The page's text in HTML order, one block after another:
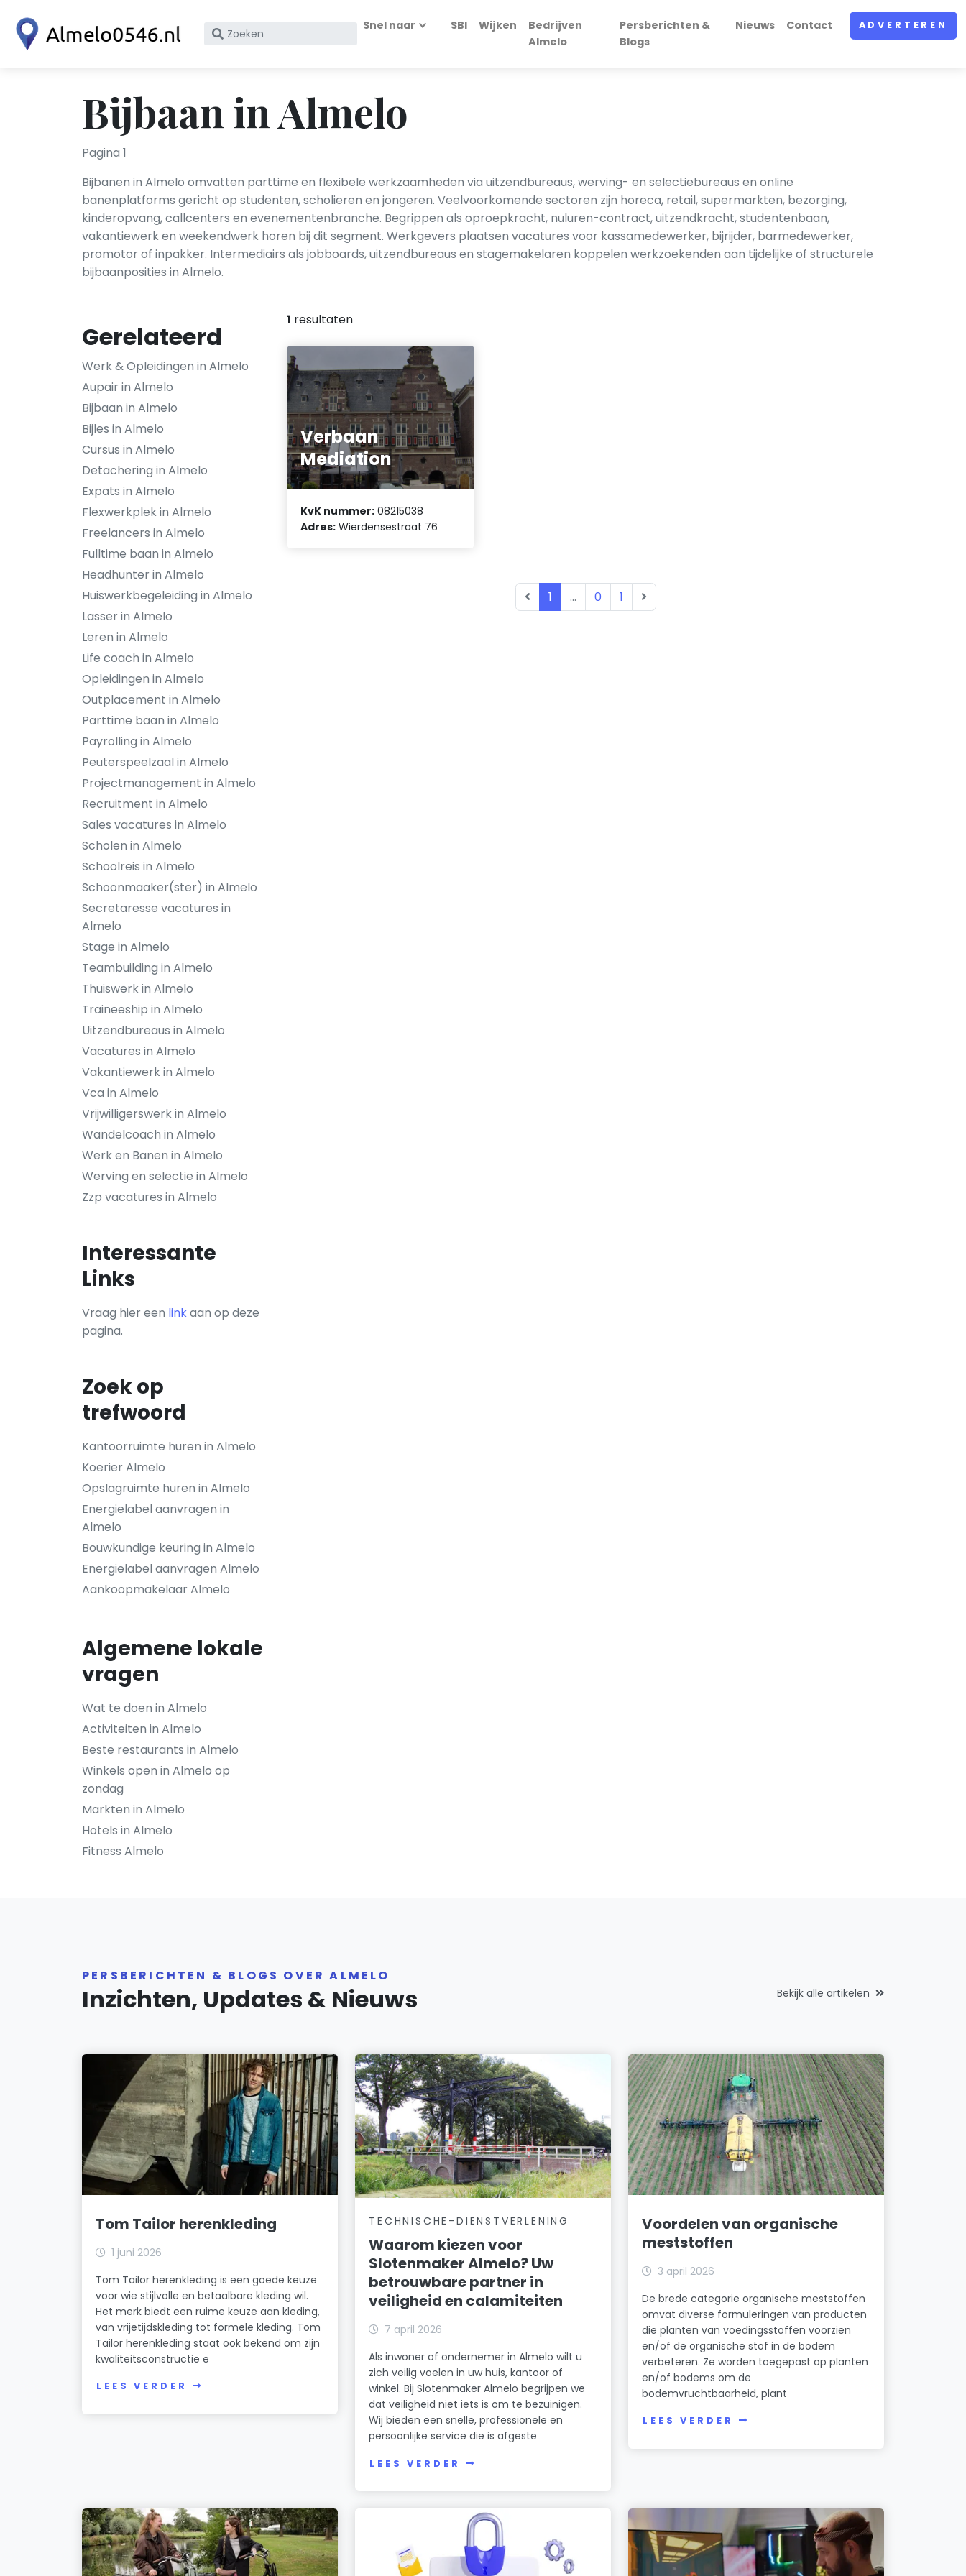
Zoek
KvK
nummer
Snel naar SBI Wijken
Bedrijven
Almelo
Persberichten &
Blogs
Nieuws Contact ADVERTEREN
Bijbaan in Almelo
Pagina 1
Bijbanen in Almelo omvatten parttime en flexibele werkzaamheden via uitzendbureaus, werving- en selectiebureaus en online
banenplatforms gericht op studenten, scholieren en jongeren. Veelvoorkomende sectoren zijn horeca, retail, supermarkten, bezorging,
kinderopvang, callcenters en evenementenbranche. Begrippen als oproepkracht, nuluren-contract, uitzendkracht, studentenbaan,
vakantiewerk en weekendwerk horen bij dit segment. Werkgevers plaatsen vacatures voor kassamedewerker, bijrijder, barmedewerker,
promotor of inpakker. Intermediairs als jobboards, uitzendbureaus en stagemakelaren koppelen werkzoekenden aan tijdelijke of structurele
bijbaanposities in Almelo.
Gerelateerd
Werk & Opleidingen in Almelo
Aupair in Almelo
Bijbaan in Almelo
Bijles in Almelo
Cursus in Almelo
Detachering in Almelo
Expats in Almelo
Flexwerkplek in Almelo
Freelancers in Almelo
Fulltime baan in Almelo
Headhunter in Almelo
Huiswerkbegeleiding in Almelo
Lasser in Almelo
Leren in Almelo
Life coach in Almelo
Opleidingen in Almelo
Outplacement in Almelo
Parttime baan in Almelo
Payrolling in Almelo
Peuterspeelzaal in Almelo
Projectmanagement in Almelo
Recruitment in Almelo
Sales vacatures in Almelo
Scholen in Almelo
Schoolreis in Almelo
Schoonmaaker(ster) in Almelo
Secretaresse vacatures in
Almelo
Stage in Almelo
Teambuilding in Almelo
Thuiswerk in Almelo
Traineeship in Almelo
Uitzendbureaus in Almelo
Vacatures in Almelo
Vakantiewerk in Almelo
Vca in Almelo
Vrijwilligerswerk in Almelo
Wandelcoach in Almelo
Werk en Banen in Almelo
Werving en selectie in Almelo
Zzp vacatures in Almelo
Interessante
Links
Vraag hier een linkaan op deze
pagina.
Zoek op
trefwoord
Kantoorruimte huren in Almelo
Koerier Almelo
Opslagruimte huren in Almelo
Energielabel aanvragen in
Almelo
Bouwkundige keuring in Almelo
Energielabel aanvragen Almelo
Aankoopmakelaar Almelo
Algemene lokale
vragen
Wat te doen in Almelo
Activiteiten in Almelo
Beste restaurants in Almelo
Winkels open in Almelo op
zondag
Markten in Almelo
Hotels in Almelo
Fitness Almelo
1 resultaten
Verbaan
Mediation
KvK nummer: 08215038
Adres: Wierdensestraat 76
1 ... 0 1
PERSBERICHTEN & BLOGS OVER ALMELO
Inzichten, Updates & Nieuws Bekijk alle artikelen
Tom Tailor herenkleding
1 juni 2026
Tom Tailor herenkleding is een goede keuze
voor wie stijlvolle en betaalbare kleding wil.
Het merk biedt een ruime keuze aan kleding,
van vrijetijdskleding tot formele kleding. Tom
Tailor herenkleding staat ook bekend om zijn
kwaliteitsconstructie e
LEES VERDER
TECHNISCHE-DIENSTVERLENING
Waarom kiezen voor
Slotenmaker Almelo? Uw
betrouwbare partner in
veiligheid en calamiteiten
7 april 2026
Als inwoner of ondernemer in Almelo wilt u
zich veilig voelen in uw huis, kantoor of
winkel. Bij Slotenmaker Almelo begrijpen we
dat veiligheid niet iets is om te bezuinigen.
Wij bieden een snelle, professionele en
persoonlijke service die is afgeste
LEES VERDER
Voordelen van organische
meststoffen
3 april 2026
De brede categorie organische meststoffen
omvat diverse formuleringen van producten
die planten van voedingsstoffen voorzien
en/of de organische stof in de bodem
verbeteren. Ze worden toegepast op planten
en/of bodems om de
bodemvruchtbaarheid, plant
LEES VERDER